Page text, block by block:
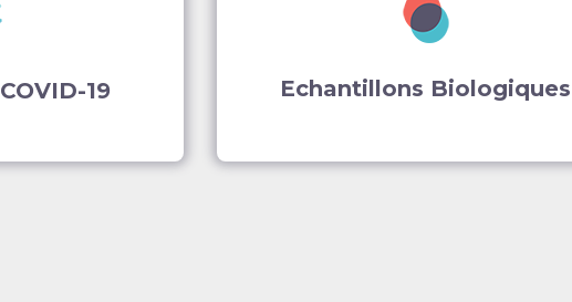
19 Echantillons Biologiques